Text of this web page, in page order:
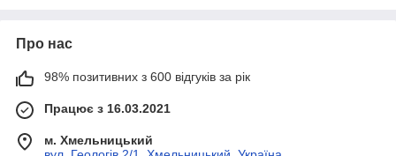
краще збереження продукту і його привабливість для
Якщо ви хочете замовити поліпропіленові пакети гуртом за
хорошою ціною, рекомендуємо відвідати інтернет-магазин
krystal-shop.com. Ми пропонуємо величезний асортимент
якісного упаковування на будь-який смак і гаманець.
Про нас
98% позитивних з 600 відгуків за рік
Працює з 16.03.2021
м. Хмельницький